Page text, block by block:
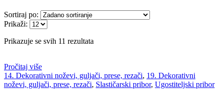
Sortiraj po:
Prikaži:
Prikazuje se svih 11 rezultata
Pročitaj više
14. Dekorativni noževi, guljači, prese, rezači, 19. Dekorativni
noževi, guljači, prese, rezači, Slastičarski pribor, Ugostiteljski pribor